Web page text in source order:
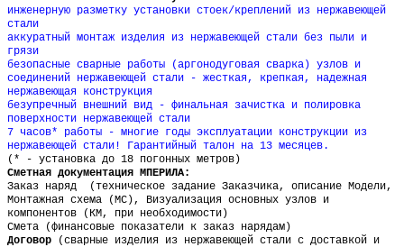
инженерную разметку установки стоек/креплений из нержавеющей
стали
аккуратный монтаж изделия из нержавеющей стали без пыли и
грязи
безопасные сварные работы (аргонодуговая сварка) узлов и
соединений нержавеющей стали - жесткая, крепкая, надежная
нержавеющая конструкция
безупречный внешний вид - финальная зачистка и полировка
поверхности нержавеющей стали
7 часов* работы - многие годы эксплуатации конструкции из
нержавеющей стали! Гарантийный талон на 13 месяцев.
(* - установка до 18 погонных метров)
Сметная документация МПЕРИЛА:
Заказ наряд (техническое задание Заказчика, описание Модели,
Монтажная схема (МС), Визуализация основных узлов и
компонентов (КМ, при необходимости)
Смета (финансовые показатели к заказ нарядам)
Договор
(сварные изделия из нержавеющей стали с доставкой и